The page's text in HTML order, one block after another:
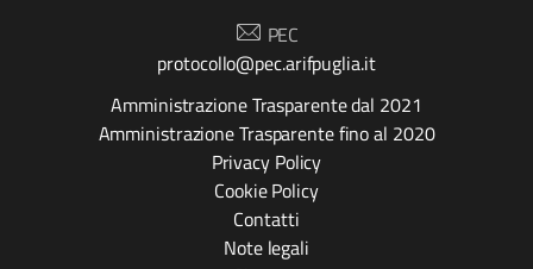
PEC
protocollo@pec.arifpuglia.it
Amministrazione Trasparente dal 2021
Amministrazione Trasparente fino al 2020
Privacy Policy
Cookie Policy
Contatti
Note legali